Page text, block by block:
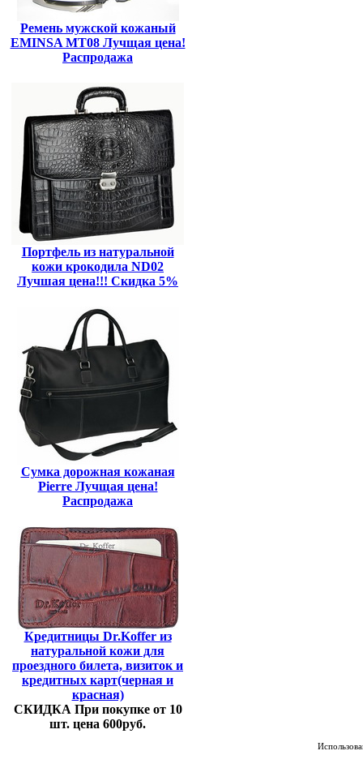
Ремень мужской кожаный
EMINSA MT08 Лучщая цена!
Распродажа
Портфель из натуральной
кожи крокодила ND02
Лучшая цена!!! Скидка 5%
Сумка дорожная кожаная
Pierre Лучщая цена!
Распродажа
Кредитницы Dr.Koffer из
натуральной кожи для
проездного билета, визиток и
кредитных карт(черная и
красная)
СКИДКА При покупке от 10
шт. цена 600руб.